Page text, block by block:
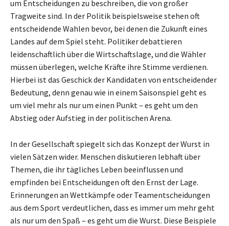
um Entscheidungen zu beschreiben, die von großer
Tragweite sind. In der Politik beispielsweise stehen oft
entscheidende Wahlen bevor, bei denen die Zukunft eines
Landes auf dem Spiel steht. Politiker debattieren
leidenschaftlich über die Wirtschaftslage, und die Wähler
müssen überlegen, welche Kräfte ihre Stimme verdienen.
Hierbei ist das Geschick der Kandidaten von entscheidender
Bedeutung, denn genau wie in einem Saisonspiel geht es
um viel mehr als nur um einen Punkt – es geht um den
Abstieg oder Aufstieg in der politischen Arena.
In der Gesellschaft spiegelt sich das Konzept der Wurst in
vielen Sätzen wider. Menschen diskutieren lebhaft über
Themen, die ihr tägliches Leben beeinflussen und
empfinden bei Entscheidungen oft den Ernst der Lage.
Erinnerungen an Wettkämpfe oder Teamentscheidungen
aus dem Sport verdeutlichen, dass es immer um mehr geht
als nur um den Spaß – es geht um die Wurst. Diese Beispiele